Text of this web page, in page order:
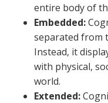
entire body of
Embedded:
separated from
Instead, it
with physical,
world.
Extended: